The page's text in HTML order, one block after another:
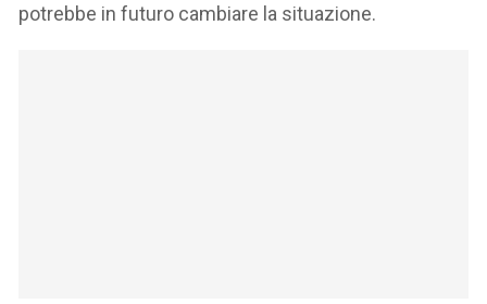
potrebbe in futuro cambiare la situazione.